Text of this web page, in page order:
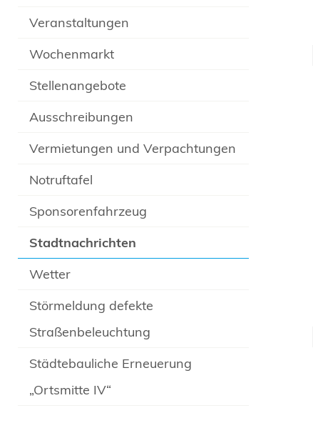
Veranstaltungen
Wochenmarkt
Stellenangebote
Ausschreibungen
Vermietungen und Verpachtungen
Notruftafel
Sponsorenfahrzeug
Stadtnachrichten
Wetter
Störmeldung defekte
Straßenbeleuchtung
Städtebauliche Erneuerung
„Ortsmitte IV“